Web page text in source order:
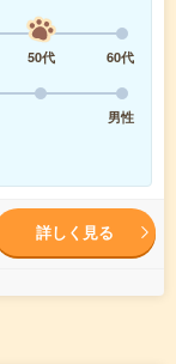
50代
60代
男性
詳しく見る